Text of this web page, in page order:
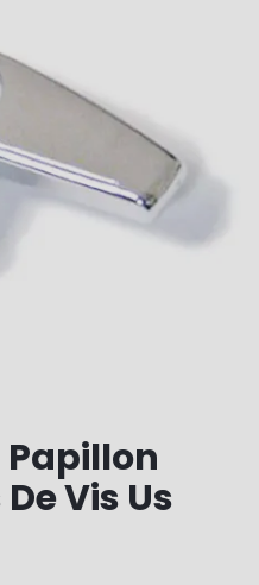
Papillon
Vis Us